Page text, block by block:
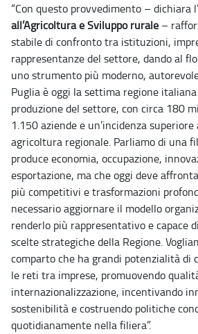
“Con questo provvedimento – dichiara l’
all’Agricoltura e Sviluppo rurale –
stabile di confronto tra istituzioni,
rappresentanze del settore, dando al
uno strumento più moderno,
Puglia è oggi la settima regione
produzione del settore, con circa 180
1.150 aziende e un’incidenza superiore
agricoltura regionale. Parliamo di una
produce economia, occupazione,
esportazione, ma che oggi deve
più competitivi e trasformazioni
necessario aggiornare il modello
renderlo più rappresentativo e capace
scelte strategiche della Regione.
comparto che ha grandi potenzialità di
le reti tra imprese, promuovendo
internazionalizzazione, incentivando
sostenibilità e costruendo politiche
quotidianamente nella filiera”.